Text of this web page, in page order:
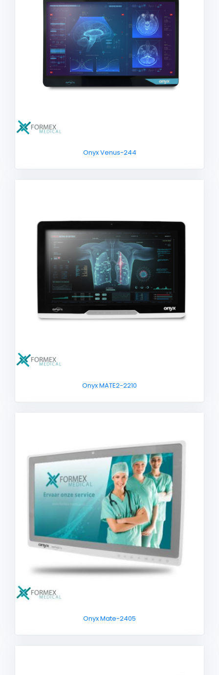
Onyx Venus-244
Onyx MATE2-2210
Onyx Mate-2405